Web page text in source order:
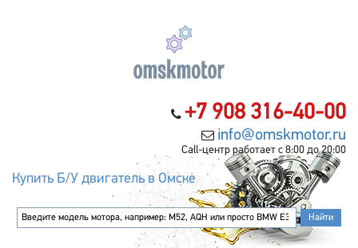
+7 908 316-40-00
info@omskmotor.ru
Call-центр работает с 8:00 до 20:00
Купить Б/У двигатель в Омске